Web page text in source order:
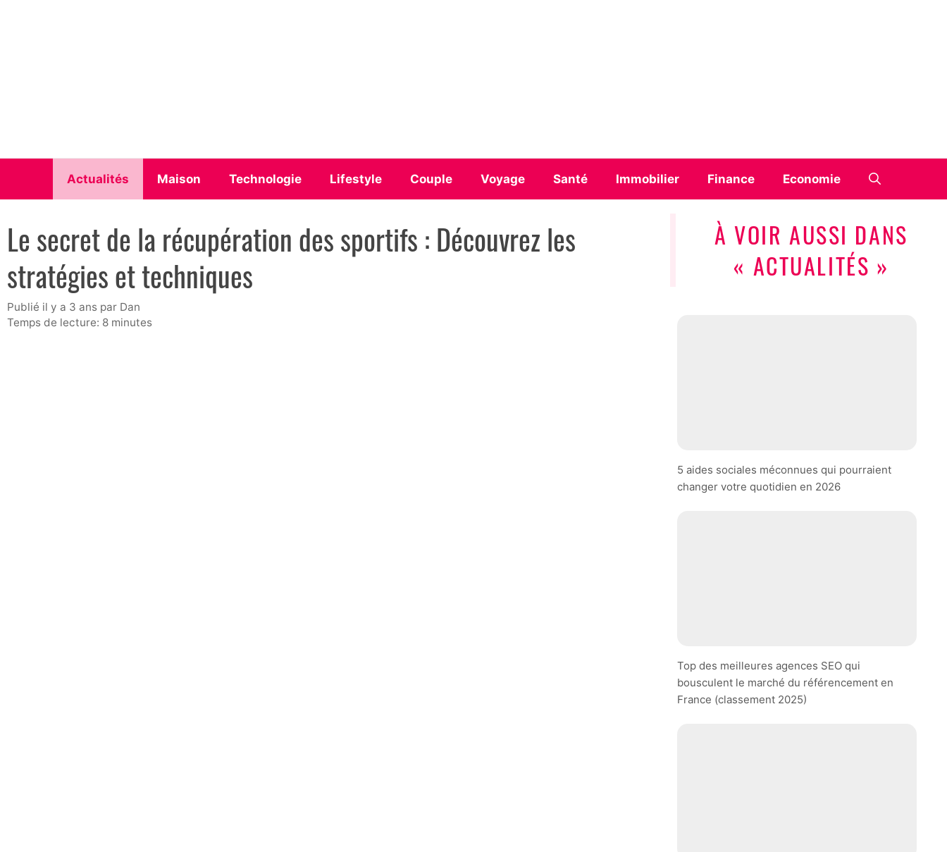
Actualités Maison Technologie Lifestyle Couple Voyage Santé Immobilier Finance Economie
Le secret de la récupération des sportifs : Découvrez les
stratégies et techniques
publié il y a 3 ans par Dan
Temps de lecture: 8 minutes
À VOIR AUSSI DANS
« ACTUALITÉS »
5 aides sociales méconnues qui pourraient
changer votre quotidien en 2026
Top des meilleures agences SEO qui
bousculent le marché du référencement en
France (classement 2025)